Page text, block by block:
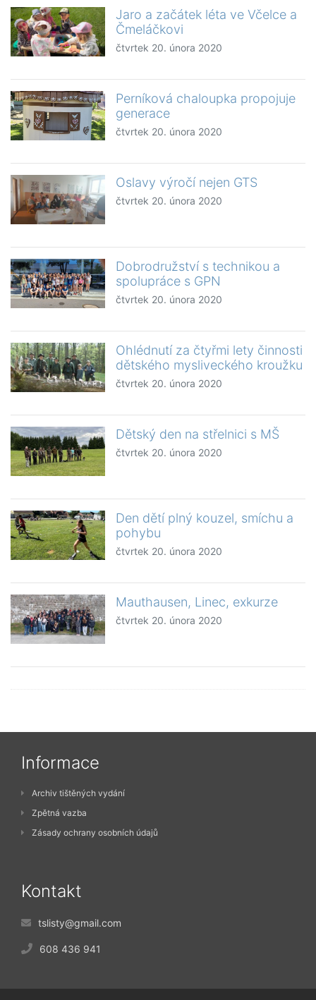
Jaro a začátek léta ve Včelce a
Čmeláčkovi
čtvrtek 20. února 2020
Perníková chaloupka propojuje
generace
čtvrtek 20. února 2020
Oslavy výročí nejen GTS
čtvrtek 20. února 2020
Dobrodružství s technikou a
spolupráce s GPN
čtvrtek 20. února 2020
Ohlédnutí za čtyřmi lety činnosti
dětského mysliveckého kroužku
čtvrtek 20. února 2020
Dětský den na střelnici s MŠ
čtvrtek 20. února 2020
Den dětí plný kouzel, smíchu a
pohybu
čtvrtek 20. února 2020
Mauthausen, Linec, exkurze
čtvrtek 20. února 2020
Informace
Archiv tištěných vydání
Zpětná vazba
Zásady ochrany osobních údajů
Kontakt
tslisty@gmail.com
608 436 941